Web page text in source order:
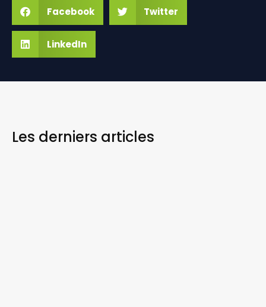
Facebook Twitter
LinkedIn
Les derniers articles